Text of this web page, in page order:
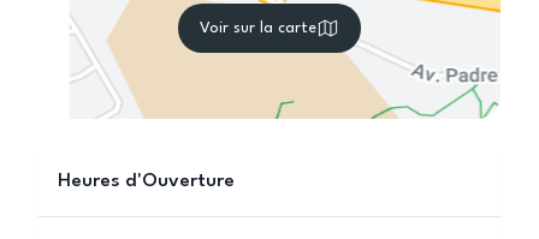
Voir sur la carte
Heures d'Ouverture